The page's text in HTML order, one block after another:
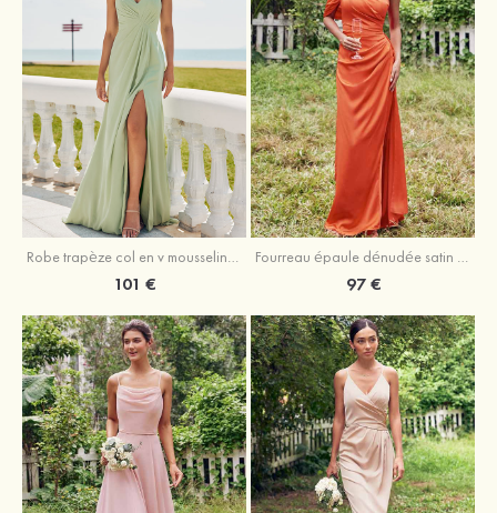
Robe trapèze col en v mousseline ras du sol robe de demoiselle d'honneur
101 €
Fourreau épaule dénudée satin extensible ras du sol robe de demoiselle d'honneur
97 €